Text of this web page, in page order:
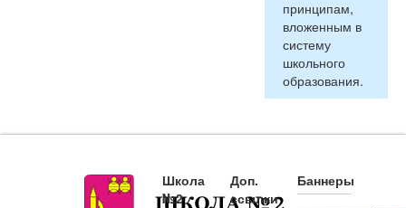
принципам,
вложенным в
систему
школьного
образования.
Школа
№2
Доп.
ссылки
Баннеры